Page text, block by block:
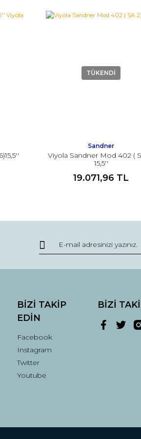
TÜKENDİ
Sandner
Viyola Sandner Mod 402 (
15,5''
19.071,96 TL
BİZİ TAKİP
EDİN
Facebook
Instagram
Twitter
Youtube
BİZİ